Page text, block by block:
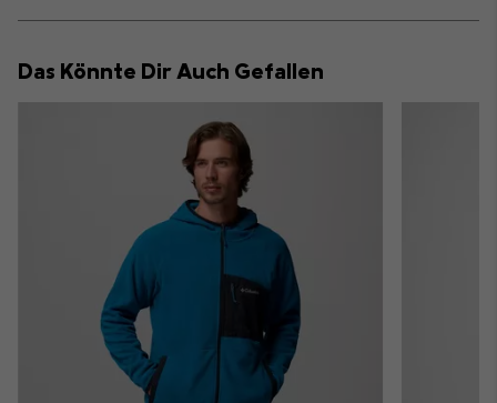
or
Das Könnte Dir Auch Gefallen